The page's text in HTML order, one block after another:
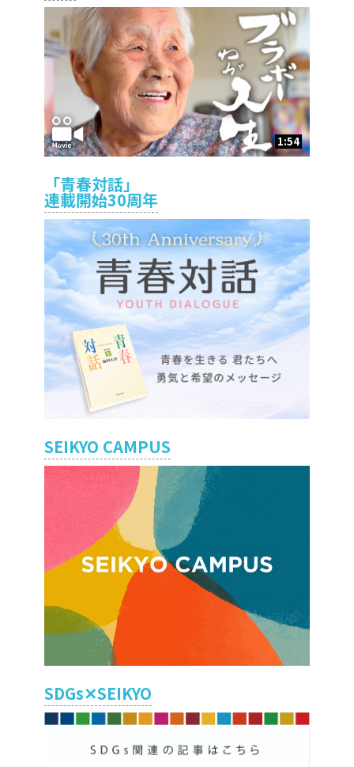
1:54
「青春対話」
連載開始30周年
SEIKYO CAMPUS
SDGs✕SEIKYO